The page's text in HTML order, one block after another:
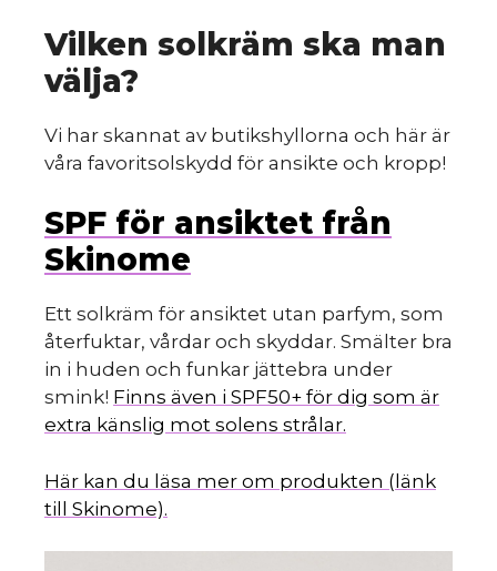
Vilken solkräm ska man
välja?
Vi har skannat av butikshyllorna och här är
våra favoritsolskydd för ansikte och kropp!
SPF för ansiktet från
Skinome
Ett solkräm för ansiktet utan parfym, som
återfuktar, vårdar och skyddar. Smälter bra
in i huden och funkar jättebra under
smink! Finns även i SPF50+ för dig som är
extra känslig mot solens strålar.
Här kan du läsa mer om produkten (länk
till Skinome).